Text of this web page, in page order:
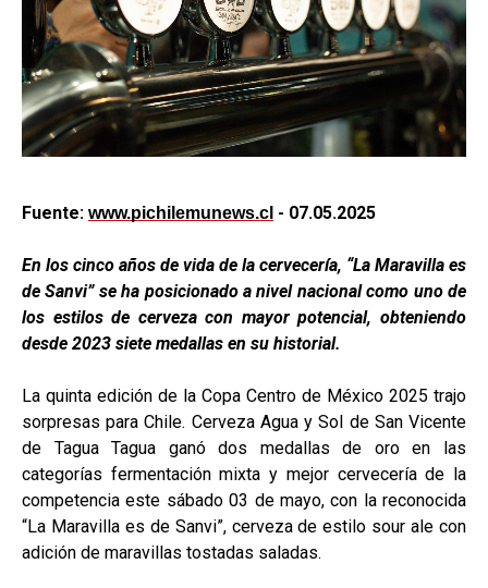
Fuente: www.pichilemunews.cl - 07.05.2025
En los cinco años de vida de la cervecería, “La Maravilla es
de Sanvi” se ha posicionado a nivel nacional como uno de
los estilos de cerveza con mayor potencial, obteniendo
desde 2023 siete medallas en su historial.
La quinta edición de la Copa Centro de México 2025 trajo
sorpresas para Chile. Cerveza Agua y Sol de San Vicente
de Tagua Tagua ganó dos medallas de oro en las
categorías fermentación mixta y mejor cervecería de la
competencia este sábado 03 de mayo, con la reconocida
“La Maravilla es de Sanvi”, cerveza de estilo sour ale con
adición de maravillas tostadas saladas.